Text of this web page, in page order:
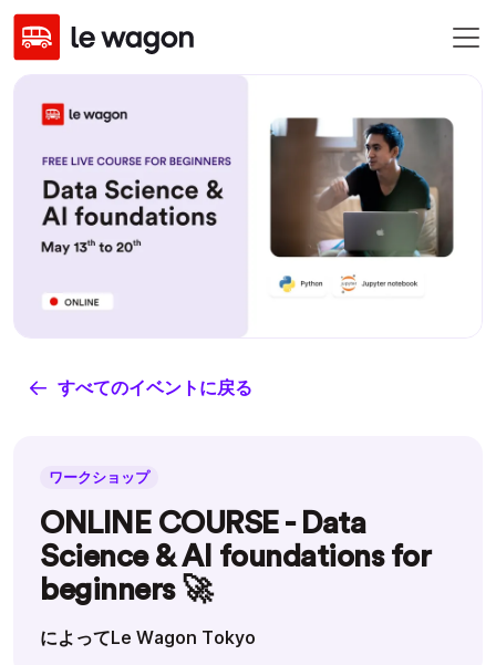
すべてのイベントに戻る
ワークショップ
ONLINE COURSE - Data
Science & AI foundations for
beginners 🚀
によってLe Wagon Tokyo